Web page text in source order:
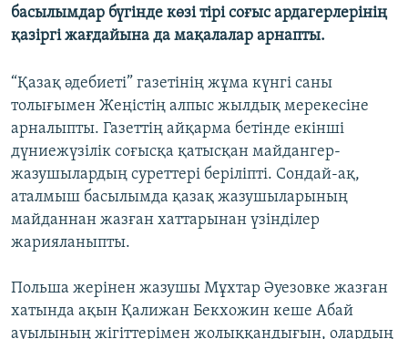
ЖАЗЫЛЫҢЫЗ
Басқа тілдерде
басылымдар бүгінде көзі тірі соғыс ардагерлерінің
қазіргі жағдайына да мақалалар арнапты.
“Қазақ әдебиеті” газетінің жұма күнгі саны
толығымен Жеңістің алпыс жылдық мерекесіне
арналыпты. Газеттің айқарма бетінде екінші
дүниежүзілік соғысқа қатысқан майдангер-
жазушылардың суреттері беріліпті. Сондай-ақ,
аталмыш басылымда қазақ жазушыларының
майданнан жазған хаттарынан үзінділер
жарияланыпты.
Польша жерінен жазушы Мұхтар Әуезовке жазған
хатында ақын Қалижан Бекхожин кеше Абай
ауылының жігіттерімен жолыққандығын, олардың